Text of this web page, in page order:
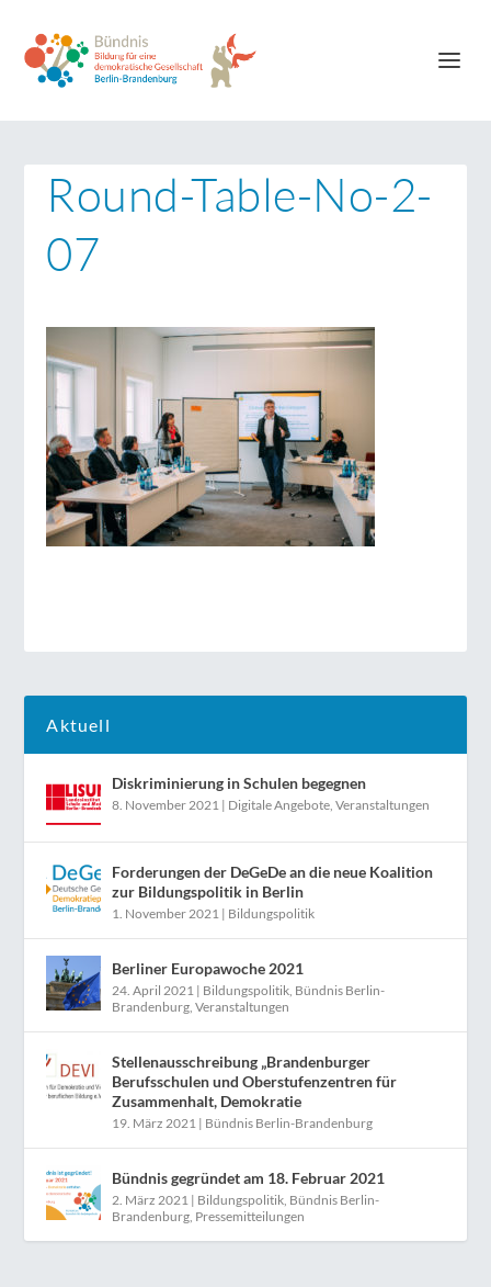
Round-Table-No-2-
07
Aktuell
Diskriminierung in Schulen begegnen
8. November 2021 | Digitale Angebote ,Veranstaltungen
Forderungen der DeGeDe an die neue Koalition
zur Bildungspolitik in Berlin
1. November 2021 | Bildungspolitik
Berliner Europawoche 2021
24. April 2021 | Bildungspolitik Bündnis Berlin-
Brandenburg ,Veranstaltungen
Stellenausschreibung „Brandenburger
Berufsschulen und Oberstufenzentren für
Zusammenhalt, Demokratie
19. März 2021 | Bündnis Berlin-Brandenburg
Bündnis gegründet am 18. Februar 2021
2. März 2021 | Bildungspolitik Bündnis Berlin-
Brandenburg Pressemitteilungen